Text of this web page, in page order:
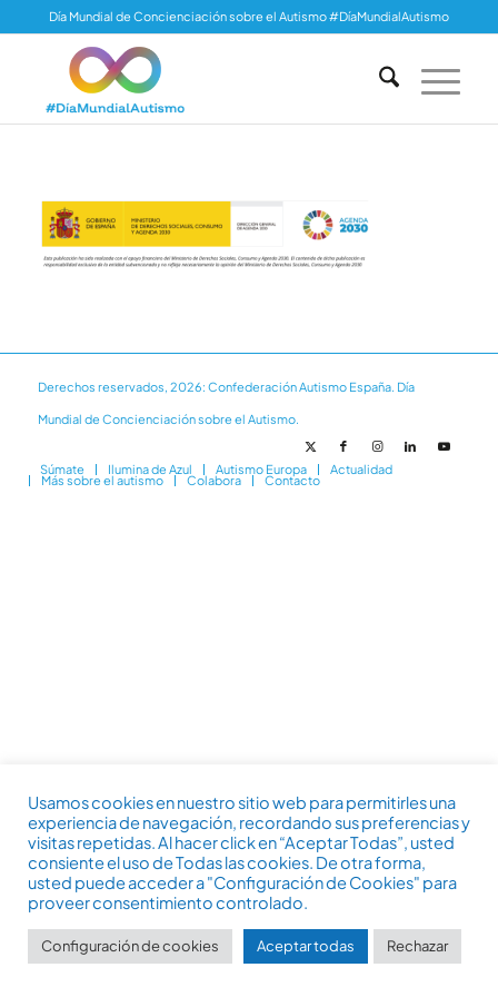
Día Mundial de Concienciación sobre el Autismo #DíaMundialAutismo
Derechos reservados, 2026: Confederación Autismo España. Día
Mundial de Concienciación sobre el Autismo.
Súmate Ilumina de Azul Autismo Europa Actualidad
Más sobre el autismo Colabora Contacto
Usamos cookies en nuestro sitio web para permitirles una
experiencia de navegación, recordando sus preferencias y
visitas repetidas. Al hacer click en “Aceptar Todas”, usted
consiente el uso de Todas las cookies. De otra forma,
usted puede acceder a "Configuración de Cookies" para
proveer consentimiento controlado.
Configuración de cookies Aceptar todas Rechazar